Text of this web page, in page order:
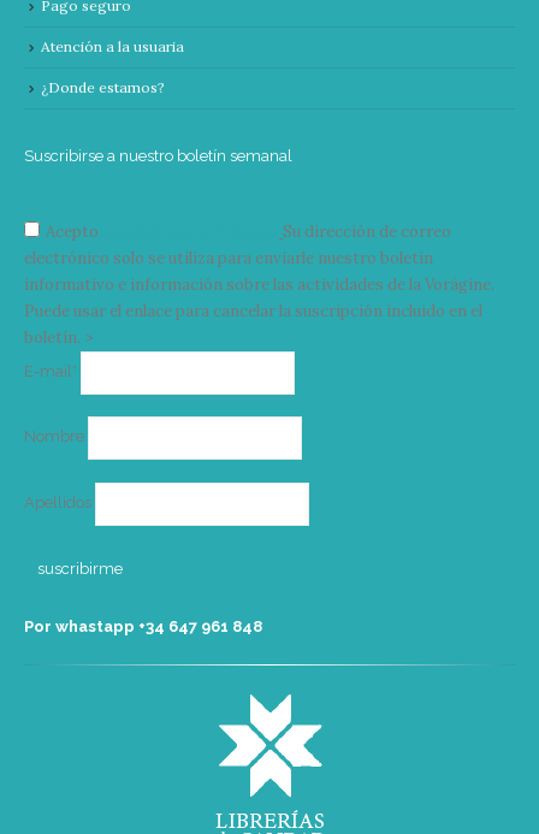
Pago seguro
Atención a la usuaria
¿Donde estamos?
Suscribirse a nuestro boletín semanal
Acepto
Su dirección de correo
electrónico solo se utiliza para enviarle nuestro boletín
informativo e información sobre las actividades de la Vorágine.
Puede usar el enlace para cancelar la suscripción incluido en el
boletín. >
E-mail*
Nombre
Apellidos
Por whastapp +34 ‭647 961 848‬